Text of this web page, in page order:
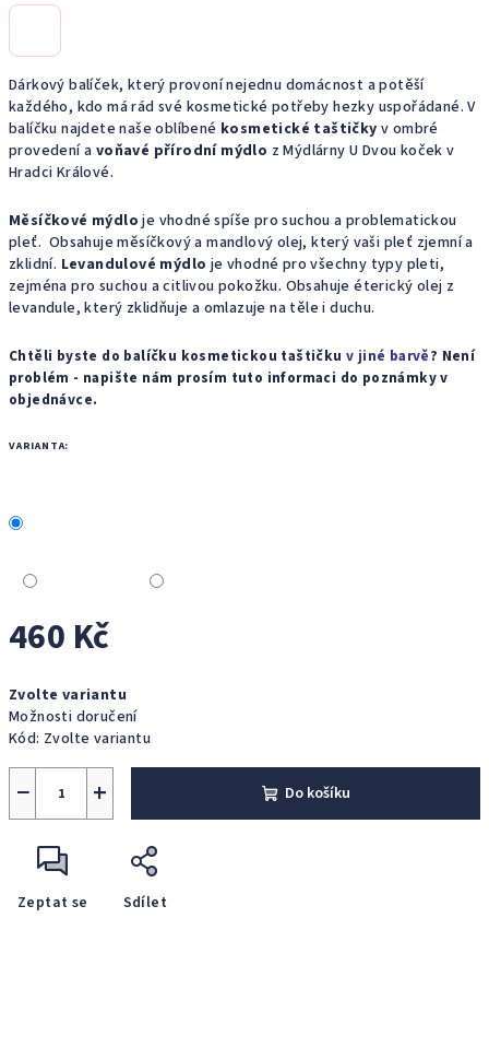
Dárkový balíček, který provoní nejednu domácnost a potěší
každého, kdo má rád své kosmetické potřeby hezky uspořádané. V
balíčku najdete naše oblíbené kosmetické taštičky v ombré
provedení a voňavé přírodní mýdlo zMýdlárny U Dvou koček v
Hradci Králové.
Měsíčkové mýdloje vhodné spíše pro suchou a problematickou
pleť. Obsahuje měsíčkový a mandlový olej, který vaši pleť zjemní a
zklidní. Levandulové mýdloje vhodné pro všechny typy pleti,
zejména pro suchou a citlivou pokožku. Obsahuje éterický olej z
levandule, který zklidňuje a omlazuje na těle i duchu.
Chtěli byste do balíčku kosmetickou taštičku v jiné barvě? Není
problém - napište nám prosím tuto informaci do poznámky v
objednávce.
VARIANTA:
460 Kč
cena:
Zvolte variantu
Možnosti doručení
Kód: Zvolte variantu
+
− Do košíku
Zeptat se Sdílet